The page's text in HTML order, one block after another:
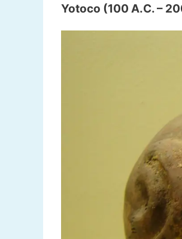
Yotoco (100 A.C. –